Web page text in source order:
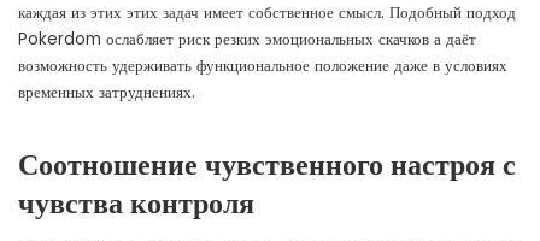
каждая из этих этих задач имеет собственное смысл. Подобный подход
Pokerdom ослабляет риск резких эмоциональных скачков а даёт
возможность удерживать функциональное положение даже в условиях
временных затруднениях.
Соотношение чувственного настроя с
чувства контроля